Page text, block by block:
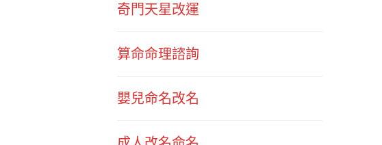
奇門天星改運
算命命理諮詢
嬰兒命名改名